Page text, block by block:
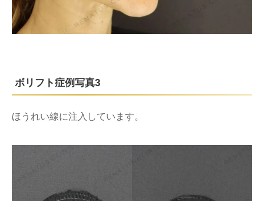
ボリフト症例写真3
ほうれい線に注入しています。